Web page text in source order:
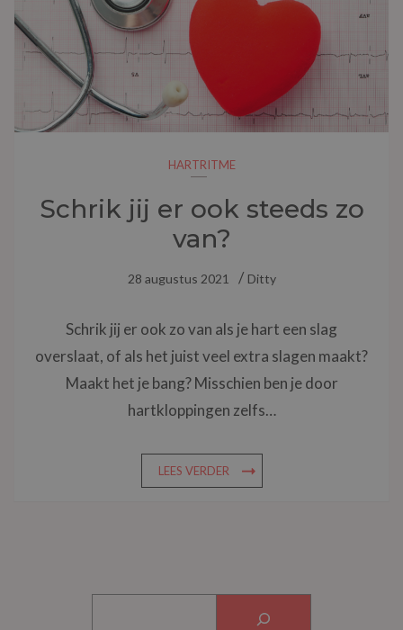
HARTRITME
Schrik jij er ook steeds zo
van?
28 augustus 2021 Ditty
Schrik jij er ook zo van als je hart een slag
overslaat, of als het juist veel extra slagen maakt?
Maakt het je bang? Misschien ben je door
hartkloppingen zelfs…
LEES VERDER